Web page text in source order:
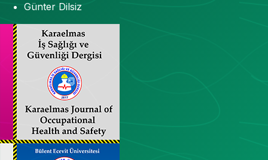
Günter Dilsiz